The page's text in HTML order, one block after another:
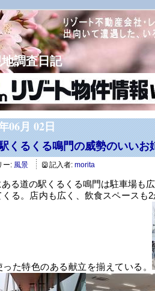
調査日記
月 02日
くるくる鳴門の威勢のいいお
ー: 風景 記入者: morita
る道の駅くるくる鳴門は駐車場も
くる。店内も広く、飲食スペースも
た特色のある献立を揃えている。